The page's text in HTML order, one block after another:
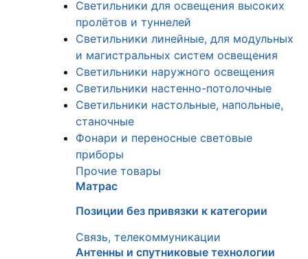
Светильники для освещения высоких
пролётов и туннелей
Светильники линейные, для модульных
и магистральных систем освещения
Светильники наружного освещения
Светильники настенно-потолочные
Светильники настольные, напольные,
станочные
Фонари и переносные световые
приборы
Прочие товары
Матрас
Позиции без привязки к категории
Связь, телекоммуникации
Антенны и спутниковые технологии